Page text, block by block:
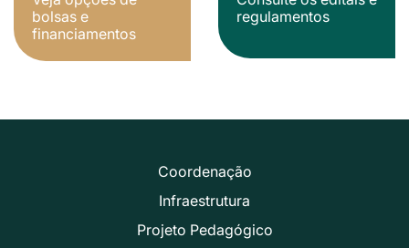
bolsas e
financiamentos
regulamentos
Coordenação
Infraestrutura
Projeto Pedagógico